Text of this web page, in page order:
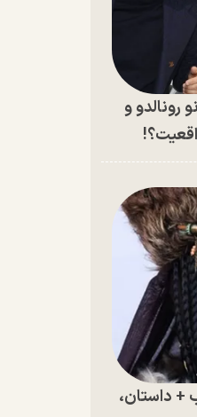
رونالدو و
+ داستان،